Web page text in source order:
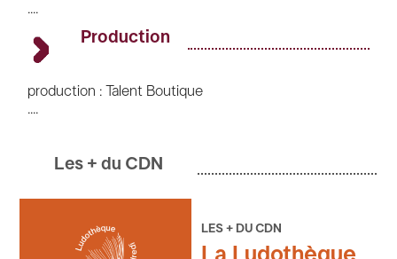
pop, électro et influences contemporaines. Une voix
envoûtante qui aborde des thèmes universels comme
l’amour, la liberté, les relations humaines et
....
Production
production : Talent Boutique
....
Les + du CDN
LES + DU CDN